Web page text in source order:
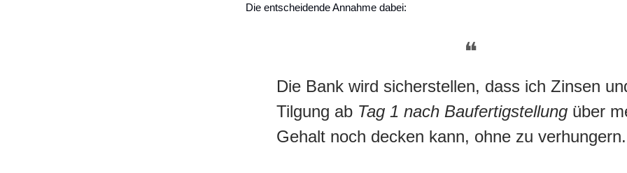
Die entscheidende Annahme dabei:
❝
Die Bank wird sicherstellen, dass ich Zinsen
Tilgung ab Tag 1 nach Baufertigstellung über
Gehalt noch decken kann, ohne zu verhungern.